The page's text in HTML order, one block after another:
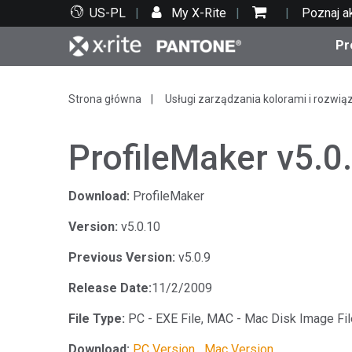
US-PL My X-Rite Poznaj
Top produkty
Druk i opakowania
Motoryzacja
Wsparcie techniczne
Zasoby edukacyjne
Strona główna Usługi zarządzania kolorami i
ProfileMaker
Download: ProfileMaker
Version: v5.0.10
Previous Version: v5.0.9
Release Date:11/2/2009
File Type: PC - EXE File, MAC - Mac Disk Image
Download: PC Version Mac Version